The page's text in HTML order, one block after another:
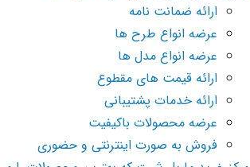
ارائه ضمانت نامه
عرضه انواع طرح ها
عرضه انواع مدل ها
ارائه قیمت های مقطوع
ارائه خدمات پشتیبانی
عرضه محصولات باکیفیت
فروش به صورت اینترنتی و حضوری